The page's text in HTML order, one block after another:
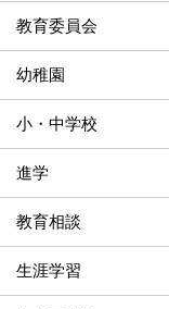
教育委員会
幼稚園
小・中学校
進学
教育相談
生涯学習